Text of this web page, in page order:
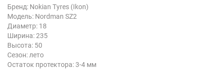
Бренд: Nokian Tyres (Ikon)
Модель: Nordman SZ2
Диаметр: 18
Ширина: 235
Высота: 50
Сезон: лето
Остаток протектора: 3-4 мм